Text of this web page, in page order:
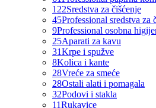
122Sredstva za čišćenje
45Professional sredstva za
9Professional osobna
25Aparati za kavu
31Krpe i spužve
8Kolica i kante
28Vreće za smeće
28Ostali alati i pomagala
32Podovi i stakla
11Rukavice